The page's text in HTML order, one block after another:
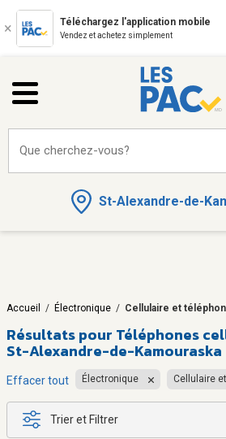
Téléchargez l'application mobile
Vendez et achetez simplement
St-Alexandre-de-
Que cherchez-vous?
Accueil / Électronique / Cellulaire et
Résultats pour Téléphones
St-Alexandre-de-Kamouraska
Effacer tout Électronique Cellulaire
Trier et Filtrer